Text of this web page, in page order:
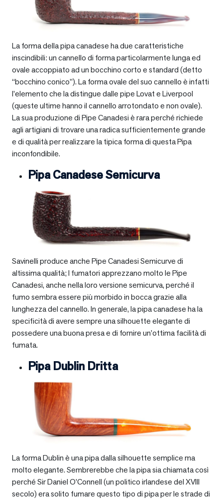
La forma della pipa canadese ha due caratteristiche
inscindibili: un cannello di forma particolarmente lunga ed
ovale accoppiato ad un bocchino corto e standard (detto
“bocchino conico”). La forma ovale del suo cannello è infatti
l’elemento che la distingue dalle pipe Lovat e Liverpool
(queste ultime hanno il cannello arrotondato e non ovale).
La sua produzione di Pipe Canadesi è rara perché richiede
agli artigiani di trovare una radica sufficientemente grande
e di qualità per realizzare la tipica forma di questa Pipa
inconfondibile.
Pipa Canadese Semicurva
Savinelli produce anche Pipe Canadesi Semicurve di
altissima qualità; I fumatori apprezzano molto le Pipe
Canadesi, anche nella loro versione semicurva, perché il
fumo sembra essere più morbido in bocca grazie alla
lunghezza del cannello. In generale, la pipa canadese ha la
specificità di avere sempre una silhouette elegante di
possedere una buona presa e di fornire un’ottima facilità di
fumata.
Pipa Dublin Dritta
La forma Dublin è una pipa dalla silhouette semplice ma
molto elegante. Sembrerebbe che la pipa sia chiamata così
perché Sir Daniel O’Connell (un politico irlandese del XVIII
secolo) era solito fumare questo tipo di pipa per le strade di